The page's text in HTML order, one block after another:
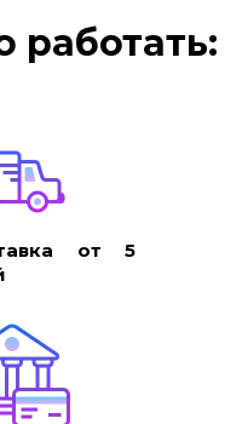
работать:
от 5